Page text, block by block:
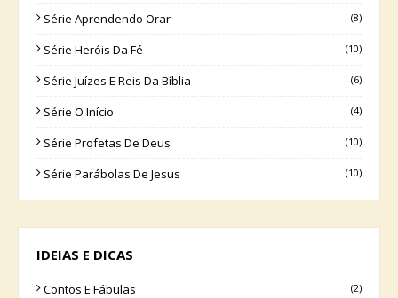
Série Aprendendo Orar (8)
Série Heróis Da Fé (10)
Série Juízes E Reis Da Bíblia (6)
Série O Início (4)
Série Profetas De Deus (10)
Série Parábolas De Jesus (10)
IDEIAS E DICAS
Contos E Fábulas (2)